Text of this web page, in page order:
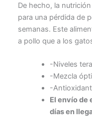
De hecho, la nutrición
para una pérdida de
semanas. Este
a pollo que a los
-Niveles
-Mezcla
-
El envío de
días en